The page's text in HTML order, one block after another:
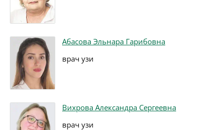
Абасова Эльнара Гарибовна
врач узи
Вихрова Александра Сергеевна
врач узи